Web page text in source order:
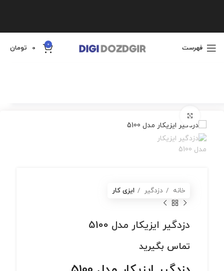
فهرست 0
0 تومان
خانه دزدگیر ایزی کار
دزدگیر ایزیکار مدل 5100
تماس بگیرید